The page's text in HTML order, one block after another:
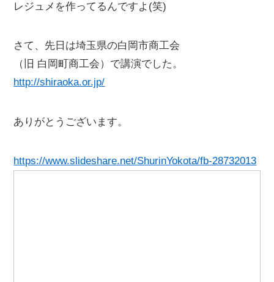
レジュメを作ってるんですよ(笑)
さて、先日は埼玉県の白岡市商工会
（旧 白岡町商工会）で講演でした。
http://shiraoka.or.jp/
ありがとうございます。
https://www.slideshare.net/ShurinYokota/fb-28732013